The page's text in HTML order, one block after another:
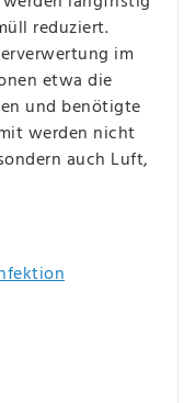
reduziert.
im
etwa die
und benötigte
werden nicht
auch Luft,